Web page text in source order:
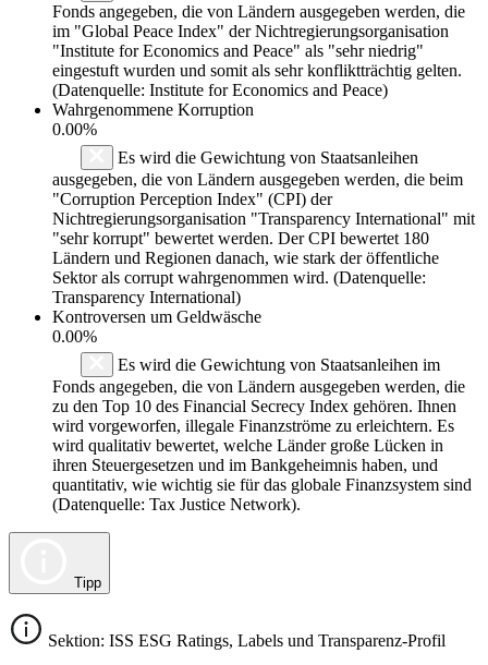
Fonds angegeben, die von Ländern ausgegeben werden, die
im "Global Peace Index" der Nichtregierungsorganisation
"Institute for Economics and Peace" als "sehr niedrig"
eingestuft wurden und somit als sehr konfliktträchtig gelten.
(Datenquelle: Institute for Economics and Peace)
Wahrgenommene Korruption
0.00%
Es wird die Gewichtung von Staatsanleihen
ausgegeben, die von Ländern ausgegeben werden, die beim
"Corruption Perception Index" (CPI) der
Nichtregierungsorganisation "Transparency International" mit
"sehr korrupt" bewertet werden. Der CPI bewertet 180
Ländern und Regionen danach, wie stark der öffentliche
Sektor als corrupt wahrgenommen wird. (Datenquelle:
Transparency International)
Kontroversen um Geldwäsche
0.00%
Es wird die Gewichtung von Staatsanleihen im
Fonds angegeben, die von Ländern ausgegeben werden, die
zu den Top 10 des Financial Secrecy Index gehören. Ihnen
wird vorgeworfen, illegale Finanzströme zu erleichtern. Es
wird qualitativ bewertet, welche Länder große Lücken in
ihren Steuergesetzen und im Bankgeheimnis haben, und
quantitativ, wie wichtig sie für das globale Finanzsystem sind
(Datenquelle: Tax Justice Network).
Tipp
Sektion: ISS ESG Ratings, Labels und Transparenz-Profil